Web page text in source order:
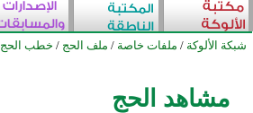
شبكة الألوكة / ملفات خاصة / ملف الحج / خطب الحج
مشاهد الحج